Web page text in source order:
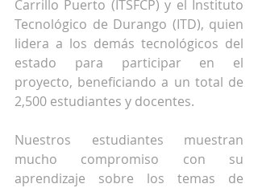
Carrillo Puerto (ITSFCP) y el Instituto
Tecnológico de Durango (ITD), quien
lidera a los demás tecnológicos del
estado para participar en el
proyecto, beneficiando a un total de
2,500 estudiantes y docentes.
Nuestros estudiantes muestran
mucho compromiso con su
aprendizaje sobre los temas de